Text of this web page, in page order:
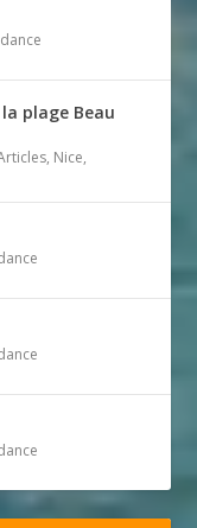
plage Beau
, Nice,